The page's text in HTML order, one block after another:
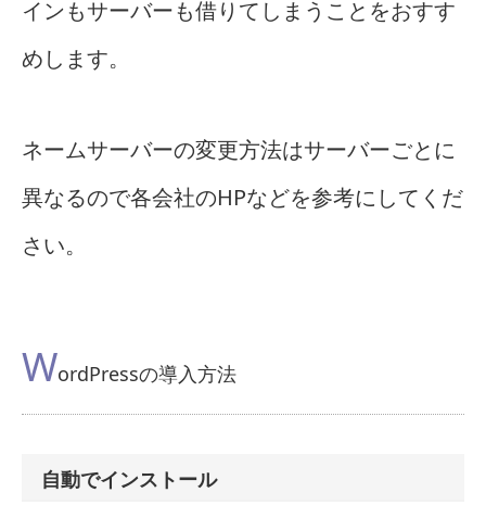
インもサーバーも借りてしまうことをおすす
めします。
ネームサーバーの変更方法はサーバーごとに
異なるので各会社のHPなどを参考にしてくだ
さい。
WordPressの導入方法
自動でインストール